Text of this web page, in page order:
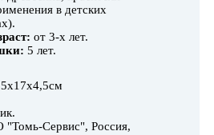
в детских
от 3-х лет.
5 лет.
Сервис", Россия,